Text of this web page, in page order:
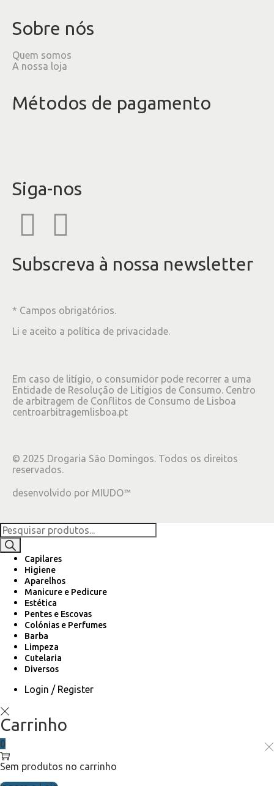
Sobre nós
Quem somos
A nossa loja
Métodos de pagamento
Siga-nos
Subscreva à nossa newsletter
* Campos obrigatórios.
Li e aceito a política de privacidade
Em caso de litígio, o consumidor pode recorrer a uma
Entidade de Resolução de Litígios de Consumo. Centro
de arbitragem de Conflitos de Consumo de Lisboa
centroarbitragemlisboa.pt
© 2025 Drogaria São Domingos. Todos os direitos
reservados.
desenvolvido por MIUDO™
Capilares
Higiene
Aparelhos
Manicure e Pedicure
Estética
Pentes e Escovas
Colónias e Perfumes
Barba
Limpeza
Cutelaria
Diversos
Login / Register
Carrinho
0
Sem produtos no carrinho